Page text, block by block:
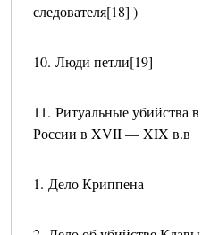
следователя[18] )
10. Люди петли[19]
11. Ритуальные убийства
России в XVII — XIX в.в
1. Дело Криппена